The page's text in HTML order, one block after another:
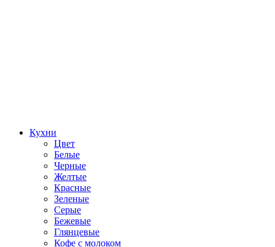
Кухни
Цвет
Белые
Черные
Желтые
Красные
Зеленые
Серые
Бежевые
Глянцевые
Кофе с молоком